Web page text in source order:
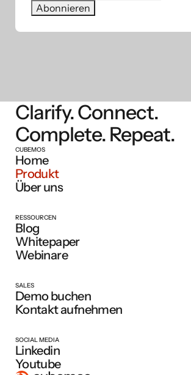
Clarify. Connect.
Complete. Repeat.
CUBEMOS
Home
Produkt
Über uns
RESSOURCEN
Blog
Whitepaper
Webinare
SALES
Demo buchen
Kontakt aufnehmen
SOCIAL MEDIA
Linkedin
Youtube